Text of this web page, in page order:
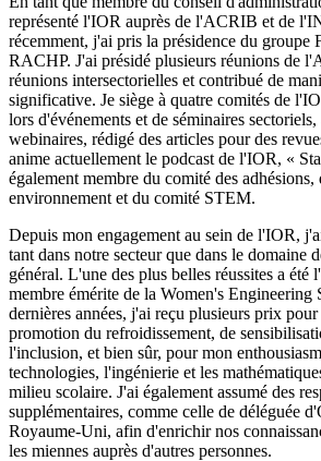
représenté l'IOR auprès de l'ACRIB et de
récemment, j'ai pris la présidence du groupe
RACHP. J'ai présidé plusieurs réunions de
réunions intersectorielles et contribué de
significative. Je siège à quatre comités de
lors d'événements et de séminaires
webinaires, rédigé des articles pour des
anime actuellement le podcast de l'IOR, «
également membre du comité des adhésions,
environnement et du comité STEM.
Depuis mon engagement au sein de l'IOR,
tant dans notre secteur que dans le domaine
général. L'une des plus belles réussites a été
membre émérite de la Women's Engineering
dernières années, j'ai reçu plusieurs prix
promotion du refroidissement, de
l'inclusion, et bien sûr, pour mon
technologies, l'ingénierie et les
milieu scolaire. J'ai également assumé des
supplémentaires, comme celle de déléguée
Royaume-Uni, afin d'enrichir nos
les miennes auprès d'autres personnes.